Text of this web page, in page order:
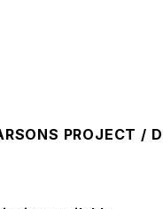
PROJECT​ /